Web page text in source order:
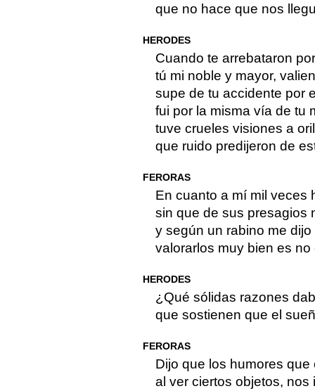
que no hace que nos
HERODES
Cuando te arrebataron
tú mi noble y mayor,
supe de tu accidente por
fui por la misma vía de tu
tuve crueles visiones a
que ruido predijeron de
FERORAS
En cuanto a mí mil veces
sin que de sus presagios
y según un rabino me
valorarlos muy bien es
HERODES
¿Qué sólidas razones
que sostienen que el
FERORAS
Dijo que los humores
al ver ciertos objetos, nos